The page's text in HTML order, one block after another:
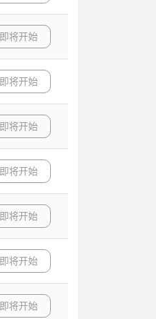
即将开始
即将开始
即将开始
即将开始
即将开始
即将开始
即将开始